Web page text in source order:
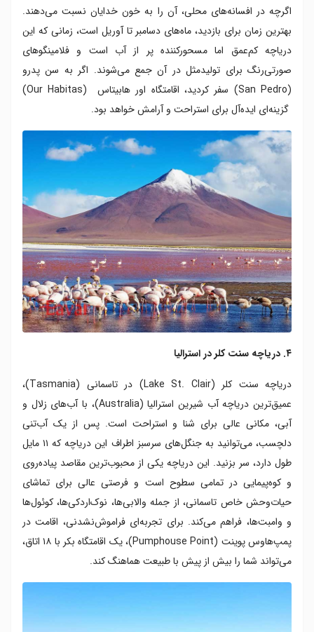
اگرچه در افسانه‌های محلی، آن را به خون خدایان نسبت می‌دهند.
بهترین زمان برای بازدید، ماه‌های دسامبر تا آوریل است، زمانی که این
دریاچه‌ کم‌عمق اما مسحورکننده پر از آب است و فلامینگوهای
صورتی‌رنگ برای تولیدمثل در آن جمع می‌شوند. اگر به سن پدرو
(San Pedro) سفر کردید، اقامتگاه اور هابیتاس (Our Habitas)
گزینه‌ای ایده‌آل برای استراحت و آرامش خواهد بود.
۴. دریاچه سنت کلر در استرالیا
دریاچه سنت کلر (Lake St. Clair) در تاسمانی (Tasmania)،
عمیق‌ترین دریاچه آب شیرین استرالیا (Australia)، با آب‌های زلال و
آبی، مکانی عالی برای شنا و استراحت است. پس از یک آب‌تنی
دلچسب، می‌توانید به جنگل‌های سرسبز اطراف این دریاچه که ۱۱ مایل
طول دارد، سر بزنید. این دریاچه یکی از محبوب‌ترین مقاصد پیاده‌روی
و کوه‌پیمایی در تمامی سطوح است و فرصتی عالی برای تماشای
حیات‌وحش خاص تاسمانی، از جمله والابی‌ها، نوک‌اردکی‌ها، کوئول‌ها
و وامبت‌ها، فراهم می‌کند. برای تجربه‌ای فراموش‌نشدنی، اقامت در
پمپ‌هاوس پوینت (Pumphouse Point)، یک اقامتگاه بکر با ۱۸ اتاق،
می‌تواند شما را بیش از پیش با طبیعت هماهنگ کند.